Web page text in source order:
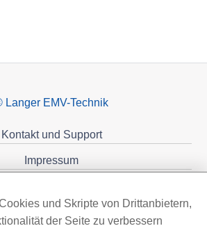
Langer EMV-Technik
Kontakt und Support
Impressum
und Skripte von Drittanbietern,
der Seite zu verbessern